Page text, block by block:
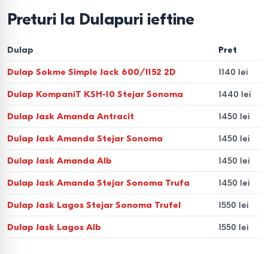
amortizoareBlumsauHettichpentru o închidere
3. Sisteme de colț și modulare
Permit utilizarea rațională a „zonelor moarte”.
Construcțiile modulare de laAmbianta
Fabrik Home
oferă flexibilitate: puteți completa sistemul cu rafturi,
coșuri pentru lenjerie sau suporturi pentru pantofi pe
măsură ce apare necesitatea.
Materiale și siguranță
(Standard E1)
Preturi la Dulapuri ieftine
Dulap Pret
Dulap Sokme Simple Jack 600/1152 2D 1140 lei
Dulap KompaniT KSH-10 Stejar Sonoma 1440 lei
Dulap Jask Amanda Antracit 1450 lei
Dulap Jask Amanda Stejar Sonoma 1450 lei
Dulap Jask Amanda Alb 1450 lei
Dulap Jask Amanda Stejar Sonoma Trufa 1450 lei
Dulap Jask Lagos Stejar Sonoma Trufel 1550 lei
Dulap Jask Lagos Alb 1550 lei